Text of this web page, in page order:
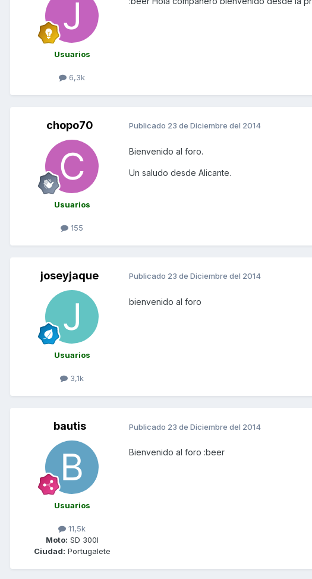
Usuarios
6,3k
chopo70
Usuarios
155
Publicado 23 de Diciembre del 2014
Bienvenido al foro.
Un saludo desde Alicante.
joseyjaque
Usuarios
3,1k
Publicado 23 de Diciembre del 2014
bienvenido al foro
bautis
Usuarios
11,5k
Moto: SD 300I
Ciudad: Portugalete
Publicado 23 de Diciembre del 2014
Bienvenido al foro :beer